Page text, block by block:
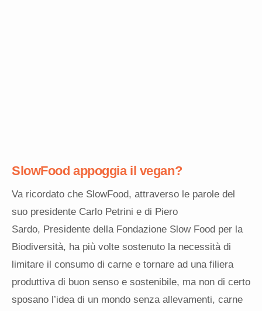
SlowFood appoggia il vegan?
Va ricordato che SlowFood, attraverso le parole del
suo presidente Carlo Petrini e di Piero
Sardo, Presidente della Fondazione Slow Food per la
Biodiversità, ha più volte sostenuto la necessità di
limitare il consumo di carne e tornare ad una filiera
produttiva di buon senso e sostenibile, ma non di certo
sposano l’idea di un mondo senza allevamenti, carne